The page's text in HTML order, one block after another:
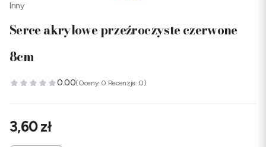
Inny
Serce akrylowe przeźroczyste czerwone
8cm
0.00(Oceny: 0 Recenzje: 0)
Cena
3,60 zł